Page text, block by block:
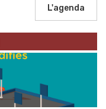
L'agenda